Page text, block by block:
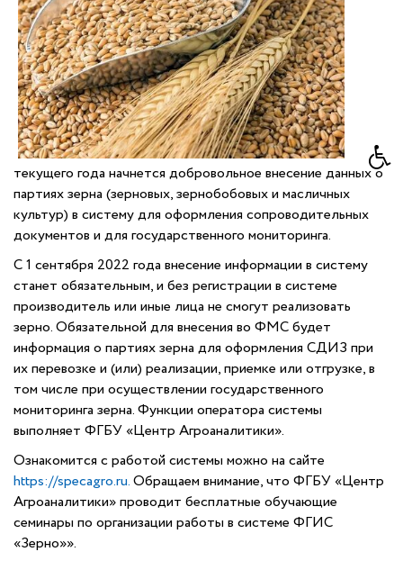
текущего года начнется добровольное внесение данных о
партиях зерна (зерновых, зернобобовых и масличных
культур) в систему для оформления сопроводительных
документов и для государственного мониторинга.
С 1 сентября 2022 года внесение информации в систему
станет обязательным, и без регистрации в системе
производитель или иные лица не смогут реализовать
зерно. Обязательной для внесения во ФМС будет
информация о партиях зерна для оформления СДИЗ при
их перевозке и (или) реализации, приемке или отгрузке, в
том числе при осуществлении государственного
мониторинга зерна. Функции оператора системы
выполняет ФГБУ «Центр Агроаналитики».
Ознакомится с работой системы можно на сайте
https://specagro.ru.Обращаем внимание, что ФГБУ «Центр
Агроаналитики» проводит бесплатные обучающие
семинары по организации работы в системе ФГИС
«Зерно»».